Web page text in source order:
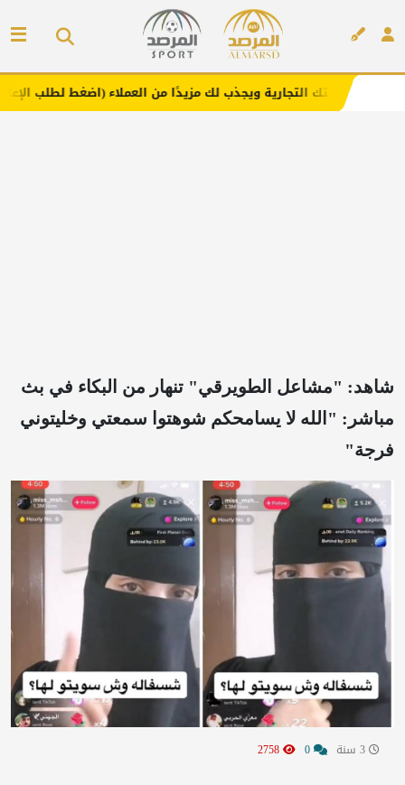
ويجذب لك مزيدًا من العملاء (اضغط لطلب الإعلان)
شاهد: "مشاعل الطويرقي" تنهار من البكاء في بث
مباشر: "الله لا يسامحكم شوهتوا سمعتي وخليتوني
فرجة"